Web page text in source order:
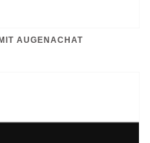
AUGENACHAT